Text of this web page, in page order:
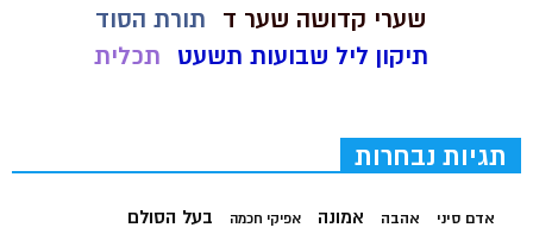
שערי קדושה שער ד
תורת הסוד
תיקון ליל שבועות תשעט
תכלית
תגיות נבחרות
אדם סיני אהבה אמונה אפיקי חכמה בעל הסולם